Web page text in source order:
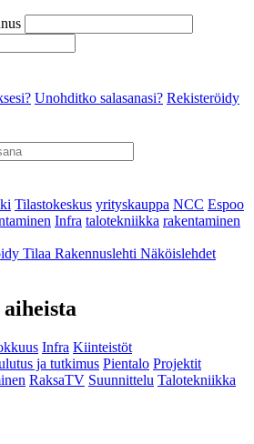
Unohditko salasanasi? Rekisteröidy
Tilastokeskus yrityskauppa NCC Espoo
Infra talotekniikka rakentaminen
Tilaa Rakennuslehti Näköislehdet
Infra Kiinteistöt
ja tutkimus Pientalo Projektit
RaksaTV Suunnittelu Talotekniikka